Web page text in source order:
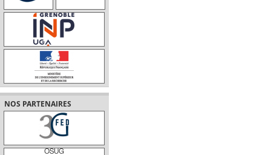
NOS PARTENAIRES